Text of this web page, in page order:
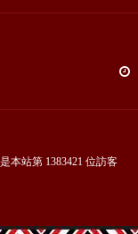
本站第 1383421 位訪客